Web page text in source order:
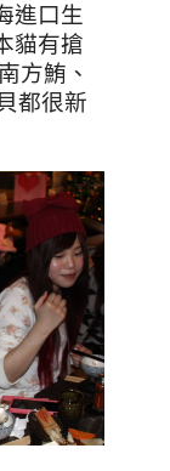
進口生
貓有搶
方鮪、
都很新